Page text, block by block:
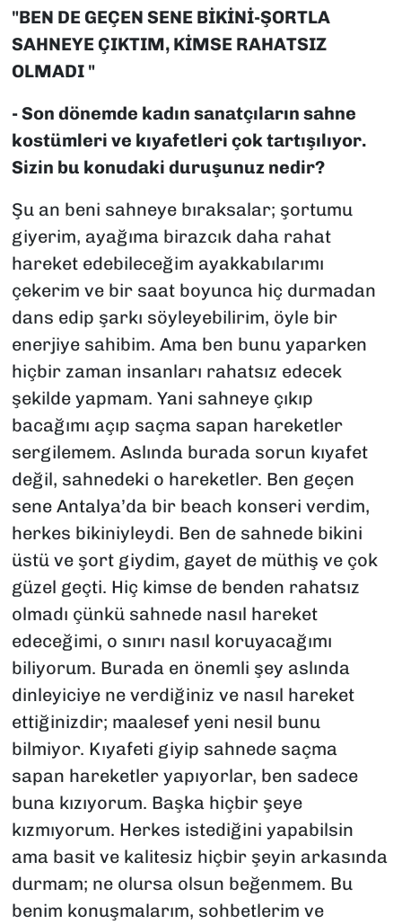
"BEN DE GEÇEN SENE BİKİNİ-ŞORTLA
SAHNEYE ÇIKTIM, KİMSE RAHATSIZ
OLMADI "
- Son dönemde kadın sanatçıların sahne
kostümleri ve kıyafetleri çok tartışılıyor.
Sizin bu konudaki duruşunuz nedir?
Şu an beni sahneye bıraksalar; şortumu
giyerim, ayağıma birazcık daha rahat
hareket edebileceğim ayakkabılarımı
çekerim ve bir saat boyunca hiç durmadan
dans edip şarkı söyleyebilirim, öyle bir
enerjiye sahibim. Ama ben bunu yaparken
hiçbir zaman insanları rahatsız edecek
şekilde yapmam. Yani sahneye çıkıp
bacağımı açıp saçma sapan hareketler
sergilemem. Aslında burada sorun kıyafet
değil, sahnedeki o hareketler. Ben geçen
sene Antalya’da bir beach konseri verdim,
herkes bikiniyleydi. Ben de sahnede bikini
üstü ve şort giydim, gayet de müthiş ve çok
güzel geçti. Hiç kimse de benden rahatsız
olmadı çünkü sahnede nasıl hareket
edeceğimi, o sınırı nasıl koruyacağımı
biliyorum. Burada en önemli şey aslında
dinleyiciye ne verdiğiniz ve nasıl hareket
ettiğinizdir; maalesef yeni nesil bunu
bilmiyor. Kıyafeti giyip sahnede saçma
sapan hareketler yapıyorlar, ben sadece
buna kızıyorum. Başka hiçbir şeye
kızmıyorum. Herkes istediğini yapabilsin
ama basit ve kalitesiz hiçbir şeyin arkasında
durmam; ne olursa olsun beğenmem. Bu
benim konuşmalarım, sohbetlerim ve